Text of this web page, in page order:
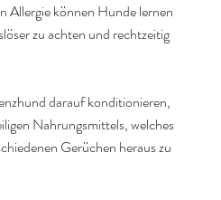
Allergie können Hunde lernen
zu achten und rechtzeitig
darauf konditionieren,
Nahrungsmittels, welches
Gerüchen heraus zu